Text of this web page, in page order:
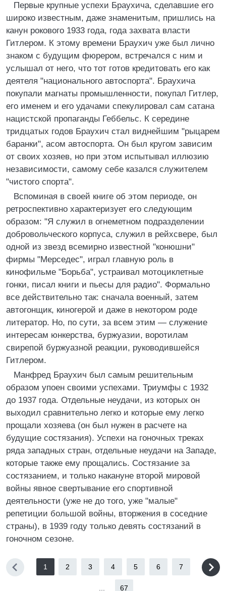
Первые крупные успехи Браухича, сделавшие его
широко известным, даже знаменитым, пришлись на
канун рокового 1933 года, года захвата власти
Гитлером. К этому времени Браухич уже был лично
знаком с будущим фюрером, встречался с ним и
услышал от него, что тот готов кредитовать его как
деятеля "национального автоспорта". Браухича
покупали магнаты промышленности, покупал Гитлер,
его именем и его удачами спекулировал сам сатана
нацистской пропаганды Геббельс. К середине
тридцатых годов Браухич стал виднейшим "рыцарем
баранки", асом автоспорта. Он был кругом зависим
от своих хозяев, но при этом испытывал иллюзию
независимости, самому себе казался служителем
"чистого спорта".
Вспоминая в своей книге об этом периоде, он
ретроспективно характеризует его следующим
образом: "Я служил в огнеметном подразделении
добровольческого корпуса, служил в рейхсвере, был
одной из звезд всемирно известной "конюшни"
фирмы "Мерседес", играл главную роль в
кинофильме "Борьба", устраивал мотоциклетные
гонки, писал книги и пьесы для радио". Формально
все действительно так: сначала военный, затем
автогонщик, киногерой и даже в некотором роде
литератор. Но, по сути, за всем этим — служение
интересам юнкерства, буржуазии, воротилам
свирепой буржуазной реакции, руководившейся
Гитлером.
Манфред Браухич был самым решительным
образом упоен своими успехами. Триумфы с 1932
до 1937 года. Отдельные неудачи, из которых он
выходил сравнительно легко и которые ему легко
прощали хозяева (он был нужен в расчете на
будущие состязания). Успехи на гоночных треках
ряда западных стран, отдельные неудачи на Западе,
которые также ему прощались. Состязание за
состязанием, и только накануне второй мировой
войны явное свертывание его спортивной
деятельности (уже не до того, уже "малые"
репетиции большой войны, вторжения в соседние
страны), в 1939 году только девять состязаний в
гоночном сезоне.
1 2 3 4 5 6 7
67